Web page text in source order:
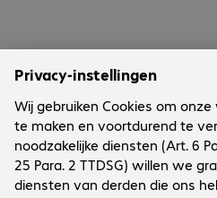
Onderneming